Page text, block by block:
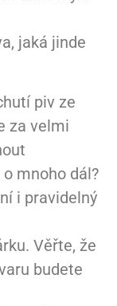
jaká jinde
piv ze
za velmi
mnoho dál?
i pravidelný
Věřte, že
budete